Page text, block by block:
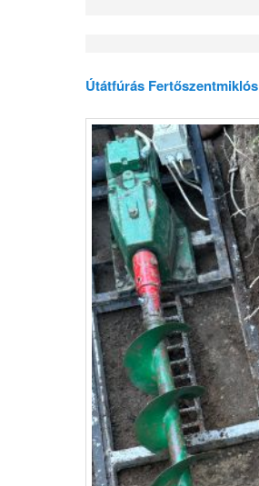
Útátfúrás Fertőszentmiklós